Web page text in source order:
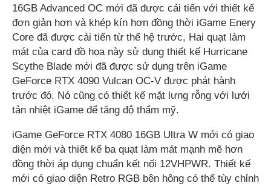
16GB Advanced OC mới đã được cải tiến với thiết kế
đơn giản hơn và khép kín hơn đồng thời iGame Enery
Core đã được cải tiến từ thế hệ trước, Hai quạt làm
mát của card đồ họa này sử dụng thiết kế Hurricane
Scythe Blade mới đã được sử dụng trên iGame
GeForce RTX 4090 Vulcan OC-V được phát hành
trước đó. Nó cũng có thiết kế mặt lưng rỗng với lưới
tản nhiệt iGame để tăng độ thẩm mỹ.
iGame GeForce RTX 4080 16GB Ultra W mới có giao
diện mới và thiết kế ba quạt làm mát mạnh mẽ hơn
đồng thời áp dụng chuẩn kết nối 12VHPWR. Thiết kế
mới có giao diện Retro RGB bên hông có thể tùy chỉnh